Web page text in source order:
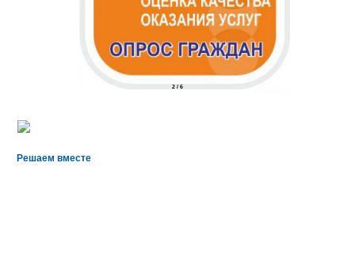
2 / 6
Решаем вместе